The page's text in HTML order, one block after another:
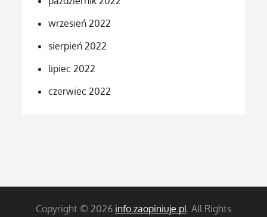
wrzesień 2022
sierpień 2022
lipiec 2022
czerwiec 2022
Copyright © 2026 info.zaopiniuje.pl . All Rights